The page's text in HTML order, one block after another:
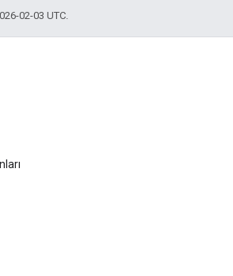
02-03 UTC.